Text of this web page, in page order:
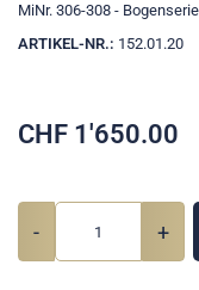
MiNr. 306-308 -
ARTIKEL-NR.: 152.01.20
CHF 1'650.00
- +